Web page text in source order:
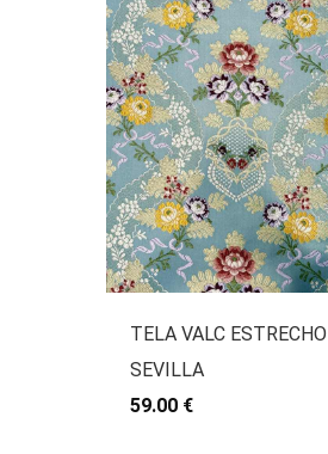
TELA VALC ESTRECHO
SEVILLA
59.00 €